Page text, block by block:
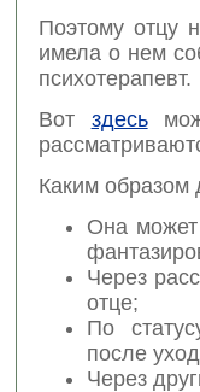
Поэтому отцу
имела о нем
психотерапевт.
Вот здесь
Каким образом
Она может
Через
отце;
По
после
Через